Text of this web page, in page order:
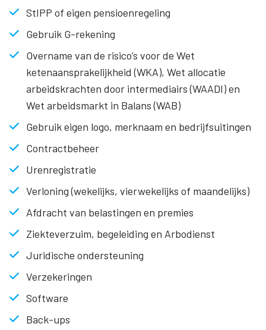
StIPP of eigen pensioenregeling
Gebruik G-rekening
Overname van de risico’s voor de Wet
ketenaansprakelijkheid (WKA), Wet allocatie
arbeidskrachten door intermediairs (WAADI) en
Wet arbeidsmarkt in Balans (WAB)
Gebruik eigen logo, merknaam en bedrijfsuitingen
Contractbeheer
Urenregistratie
Verloning (wekelijks, vierwekelijks of maandelijks)
Afdracht van belastingen en premies
Ziekteverzuim, begeleiding en Arbodienst
Juridische ondersteuning
Verzekeringen
Software
Back-ups